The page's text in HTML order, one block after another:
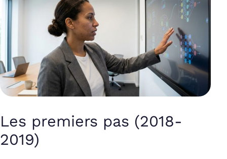
Les premiers pas (2018-
2019)